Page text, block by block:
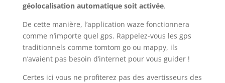
géolocalisation automatique soit activée.
De cette manière, l’application waze fonctionnera
comme n’importe quel gps. Rappelez-vous les gps
traditionnels comme tomtom go ou mappy, ils
n’avaient pas besoin d’internet pour vous guider !
Certes ici vous ne profiterez pas des avertisseurs des